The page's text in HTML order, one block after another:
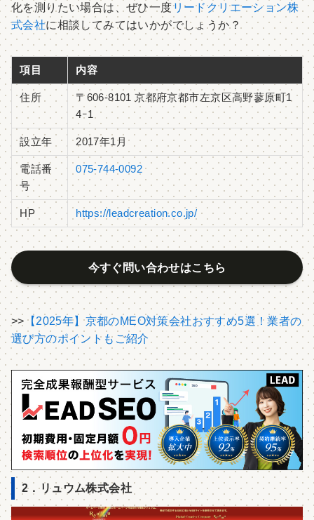
化を測りたい場合は、ぜひ一度リードクリエーション株
式会社に相談してみてはいかがでしょうか？
項目 内容
住所
〒606-8101 京都府京都市左京区高野蓼原町1
4ｰ1
設立年 2017年1月
電話番
号
075-744-0092
HP https://leadcreation.co.jp/
今すぐ問い合わせはこちら
>> 【2025年】京都のMEO対策会社おすすめ5選！業者の
選び方のポイントもご紹介
2．リュウム株式会社